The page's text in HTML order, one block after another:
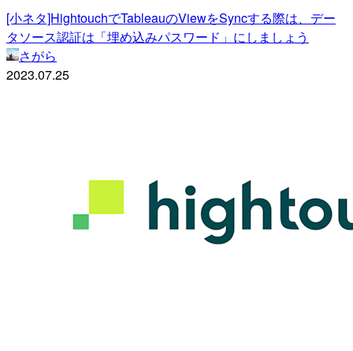
[小ネタ]HightouchでTableauのViewをSyncする際は、デー
タソース認証は「埋め込みパスワード」にしましょう
さがら
2023.07.25